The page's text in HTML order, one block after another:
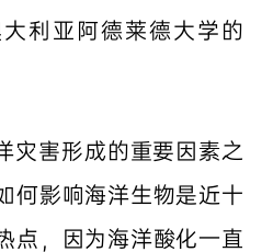
利亚阿德莱德大学的
灾害形成的重要因素之
何影响海洋生物是近十
点，因为海洋酸化一直